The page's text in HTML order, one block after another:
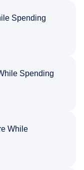
Spending
Spending
While